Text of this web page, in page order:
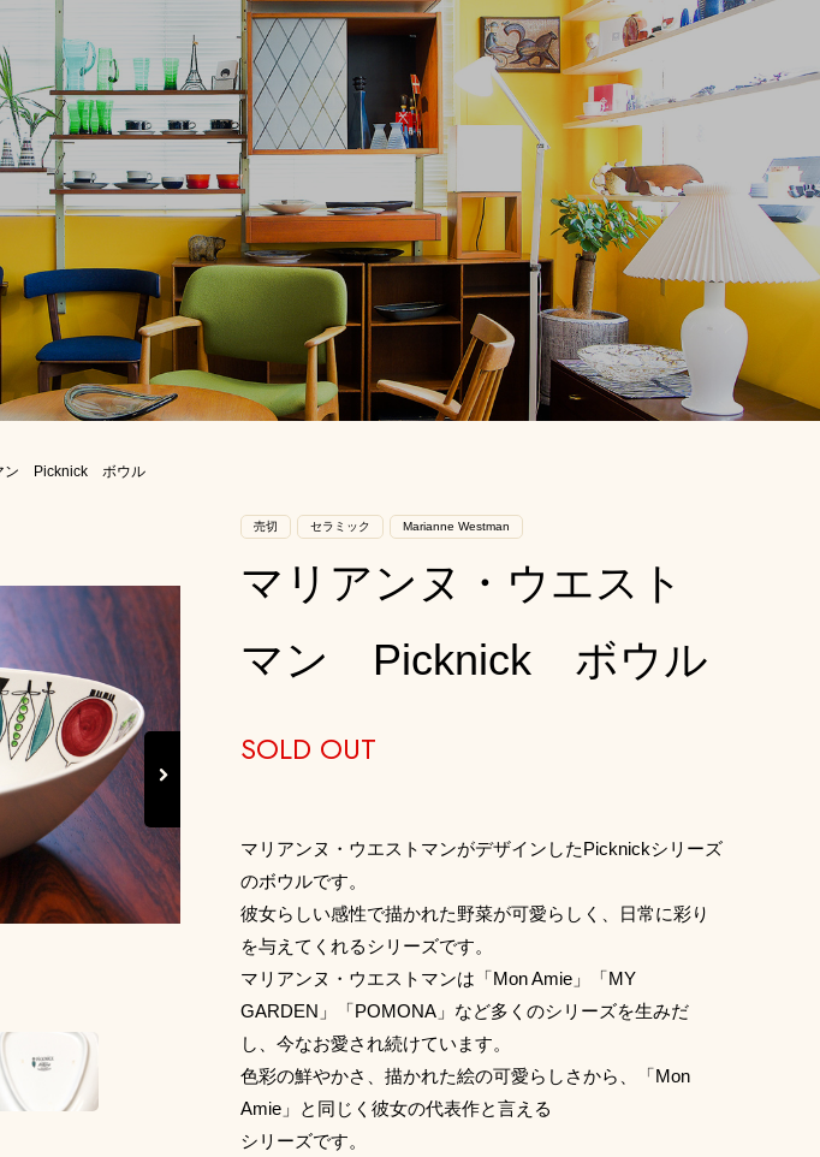
ン Picknick ボウル
売切 セラミック Marianne Westman
マリアンヌ・ウエスト
マン Picknick ボウル
SOLD OUT
マリアンヌ・ウエストマンがデザインしたPicknickシリーズ
のボウルです。
彼女らしい感性で描かれた野菜が可愛らしく、日常に彩り
を与えてくれるシリーズです。
マリアンヌ・ウエストマンは「Mon Amie」「MY
GARDEN」「POMONA」など多くのシリーズを生みだ
し、今なお愛され続けています。
色彩の鮮やかさ、描かれた絵の可愛らしさから、「Mon
Amie」と同じく彼女の代表作と言える
シリーズです。